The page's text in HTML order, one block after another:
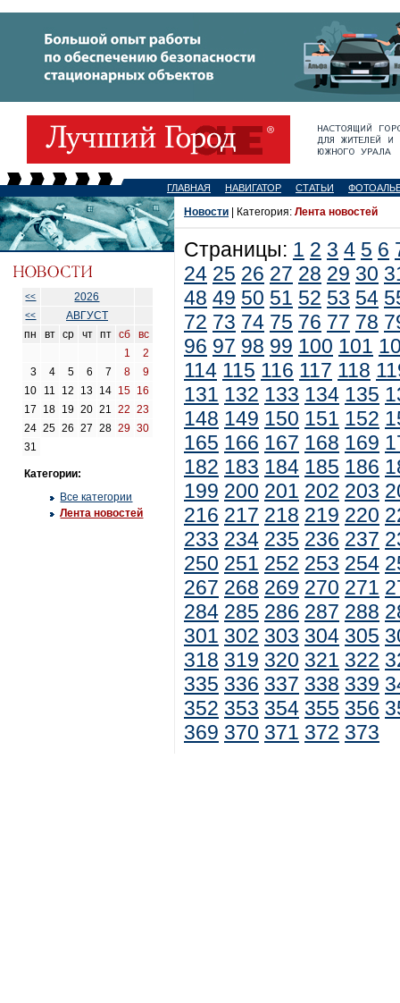
ГЛАВНАЯ НАВИГАТОР СТАТЬИ
<< 2026
<<
АВГУСТ
пн
вт ср чт пт сб
вс
1
2
3
4 5 6 7 8
9
10
11 12 13 14 15 16
17
18 19 20 21 22
23
24 25 26 27 28 29 30
31
Категории:
Все категории
Лента новостей
Новости | Категория: Лента новостей
Страницы: 1 2 3 4 5 6
24 25 26 27 28 29 30
48 49 50 51 52 53 54
72 73 74 75 76 77 78
96 97 98 99 100 101
114 115 116 117 118
131 132 133 134 135
148 149 150 151 152
165 166 167 168 169
182 183 184 185 186
199 200 201 202 203
216 217 218 219 220
233 234 235 236 237
250 251 252 253 254
267 268 269 270 271
284 285 286 287 288
301 302 303 304 305
318 319 320 321 322
335 336 337 338 339
352 353 354 355 356
369 370 371 372 373